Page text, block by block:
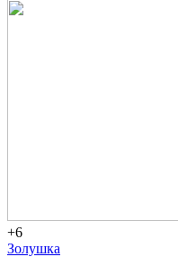
+6
Золушка